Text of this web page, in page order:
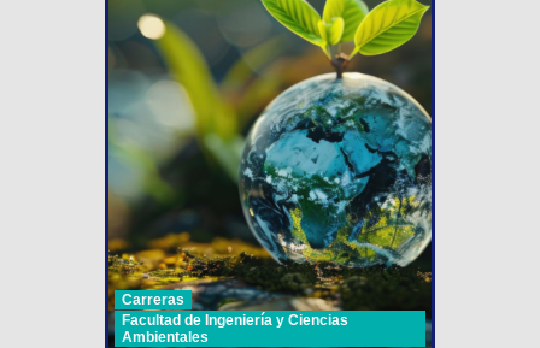
Carreras
Facultad de Ingeniería y Ciencias
Ambientales